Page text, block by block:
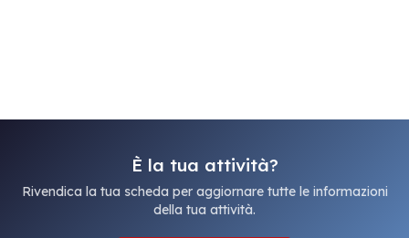
È la tua attività?
Rivendica la tua scheda per aggiornare tutte le informazioni
della tua attività.